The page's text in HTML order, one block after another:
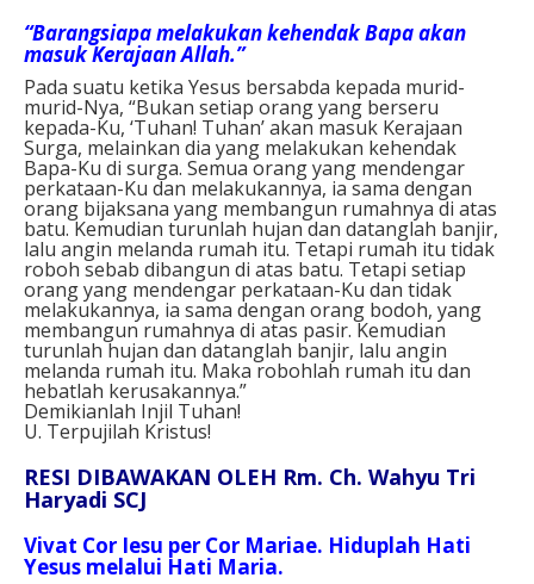
“Barangsiapa melakukan kehendak Bapa akan
masuk Kerajaan Allah.”
Pada suatu ketika Yesus bersabda kepada murid-
murid-Nya, “Bukan setiap orang yang berseru
kepada-Ku, ‘Tuhan! Tuhan’ akan masuk Kerajaan
Surga, melainkan dia yang melakukan kehendak
Bapa-Ku di surga. Semua orang yang mendengar
perkataan-Ku dan melakukannya, ia sama dengan
orang bijaksana yang membangun rumahnya di atas
batu. Kemudian turunlah hujan dan datanglah banjir,
lalu angin melanda rumah itu. Tetapi rumah itu tidak
roboh sebab dibangun di atas batu. Tetapi setiap
orang yang mendengar perkataan-Ku dan tidak
melakukannya, ia sama dengan orang bodoh, yang
membangun rumahnya di atas pasir. Kemudian
turunlah hujan dan datanglah banjir, lalu angin
melanda rumah itu. Maka robohlah rumah itu dan
hebatlah kerusakannya.”
Demikianlah Injil Tuhan!
U. Terpujilah Kristus!
RESI DIBAWAKAN OLEH Rm. Ch. Wahyu Tri
Haryadi SCJ
Vivat Cor Iesu per Cor Mariae. Hiduplah Hati
Yesus melalui Hati Maria.